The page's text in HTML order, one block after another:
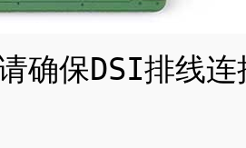
确保DSI排线